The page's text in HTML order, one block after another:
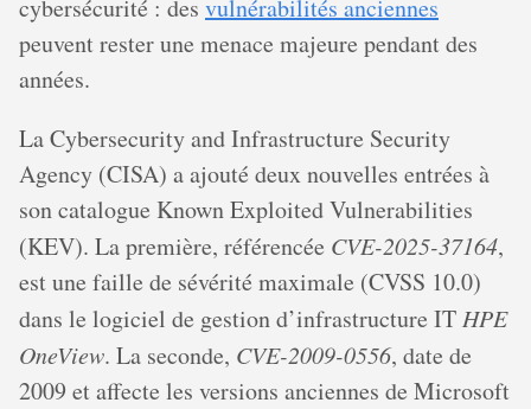
cybersécurité : des vulnérabilités anciennes
peuvent rester une menace majeure pendant des
années.
La Cybersecurity and Infrastructure Security
Agency (CISA) a ajouté deux nouvelles entrées à
son catalogue Known Exploited Vulnerabilities
(KEV). La première, référencée CVE-2025-37164,
est une faille de sévérité maximale (CVSS 10.0)
dans le logiciel de gestion d’infrastructure IT HPE
OneView. La seconde, CVE-2009-0556, date de
2009 et affecte les versions anciennes de Microsoft